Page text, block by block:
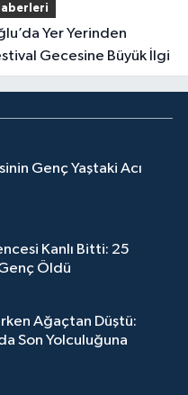
Gecesine Büyük İlgi
Genç Yaştaki Acı
Kanlı Bitti: 25
Öldü
Ağaçtan Düştü:
Son Yolculuğuna